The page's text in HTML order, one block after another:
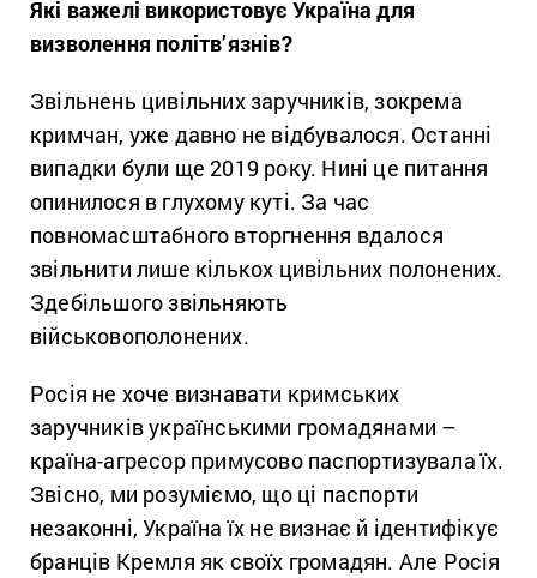
Які важелі використовує Україна для
визволення політв’язнів?
Звільнень цивільних заручників, зокрема
кримчан, уже давно не відбувалося. Останні
випадки були ще 2019 року. Нині це питання
опинилося в глухому куті. За час
повномасштабного вторгнення вдалося
звільнити лише кількох цивільних полонених.
Здебільшого звільняють
військовополонених.
Росія не хоче визнавати кримських
заручників українськими громадянами –
країна-агресор примусово паспортизувала їх.
Звісно, ми розуміємо, що ці паспорти
незаконні, Україна їх не визнає й ідентифікує
бранців Кремля як своїх громадян. Але Росія